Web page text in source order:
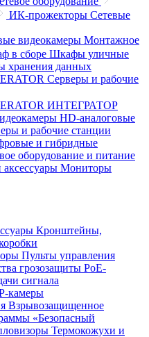
ИК-прожекторы Сетевые
видеокамеры Монтажное
в сборе Шкафы уличные
хранения данных
Серверы и рабочие
ИНТЕГРАТОР
HD-аналоговые
и рабочие станции
и гибридные
оборудование и питание
Мониторы
Кронштейны,
Пульты управления
грозозащиты PoE-
сигнала
камеры
Взрывозащищенное
«Безопасный
Термокожухи и